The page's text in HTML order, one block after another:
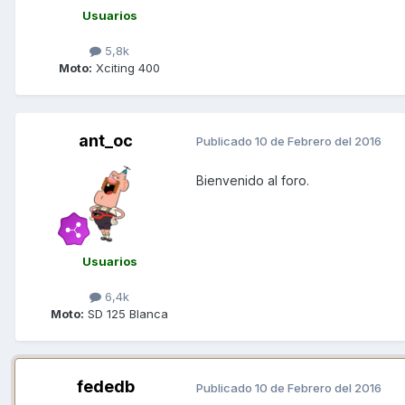
Usuarios
5,8k
Moto: Xciting 400
ant_oc
Usuarios
6,4k
Moto: SD 125 Blanca
Publicado 10 de Febrero del 2016
Bienvenido al foro.
fededb Publicado 10 de Febrero del 2016